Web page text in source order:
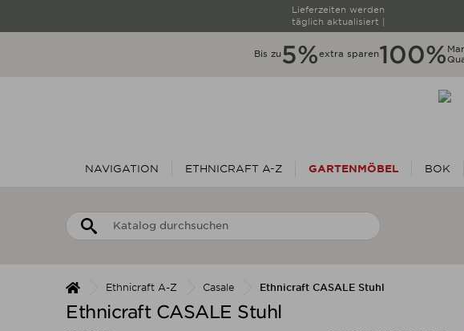
Lieferzeiten werden
täglich aktualisiert |
Bis zu 5%extra sparen100%
NAVIGATION ETHNICRAFT A-Z GARTENMÖBEL BOK
Ethnicraft A-Z Casale Ethnicraft CASALE Stuhl
Ethnicraft CASALE Stuhl